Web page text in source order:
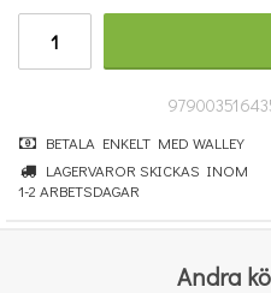
364
BETALA ENKELT MED WALLEY
LAGERVAROR SKICKAS INOM
1-2 ARBETSDAGAR
Andra